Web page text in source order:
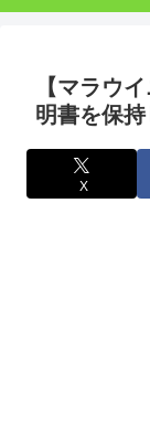
【マラウ
明書を保
X